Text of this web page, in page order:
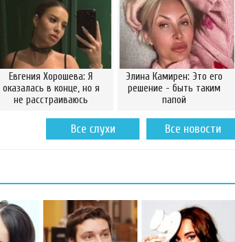
Евгения Хорошева: Я
оказалась в конце, но я
не расстраиваюсь
Элина Камирен: Это его
решение - быть таким
папой
Все новости
Все слухи